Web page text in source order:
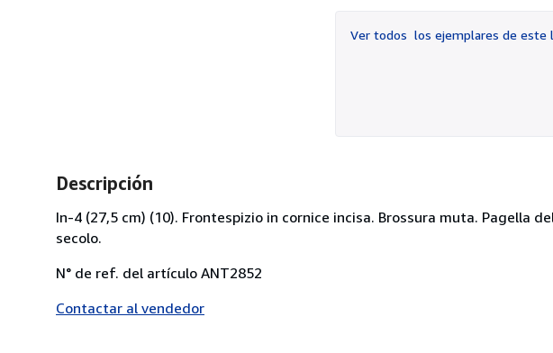
Ver todos los ejemplares de este
Descripción
In-4 (27,5 cm) (10). Frontespizio in cornice incisa. Brossura muta. Pagella
secolo.
N° de ref. del artículo ANT2852
Contactar al vendedor